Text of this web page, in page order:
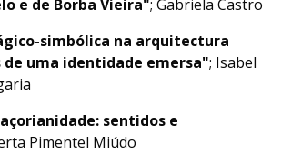
e de Borba Vieira"; Gabriela Castro
simbólica na arquitectura
de uma identidade emersa"; Isabel
sentidos e
Pimentel Miúdo